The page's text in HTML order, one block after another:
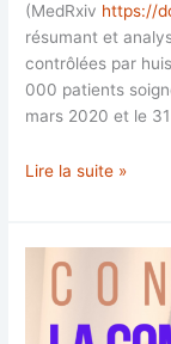
(MedRxiv https://
résumant et
contrôlées par
000 patients
mars 2020 et le
Traitement
azithromycine
Lire la suite »